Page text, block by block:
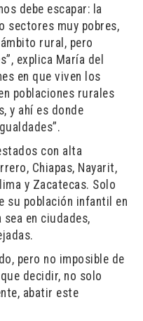
debe escapar: la
sectores muy pobres,
rural, pero
explica María del
en que viven los
poblaciones rurales
y ahí es donde
con alta
Chiapas, Nayarit,
y Zacatecas. Solo
su población infantil en
en ciudades,
pero no imposible de
decidir, no solo
abatir este